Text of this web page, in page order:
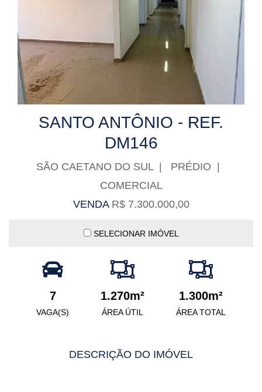
SANTO ANTÔNIO - REF.
DM146
SÃO CAETANO DO SUL | PRÉDIO |
COMERCIAL
VENDAR$ 7.300.000,00
SELECIONAR IMÓVEL
7
VAGA(S)
1.270m²
ÁREA ÚTIL
1.300m²
ÁREA TOTAL
DESCRIÇÃO DO IMÓVEL